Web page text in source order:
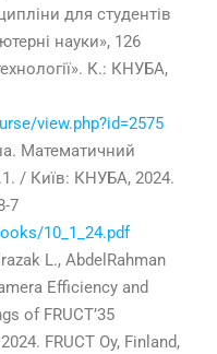
для студентів
науки», 126
К.: КНУБА,
view.php?id=2575
Математичний
/ Київ: КНУБА, 2024.
7
10_1_24.pdf
L., AbdelRahman
Efficiency and
of FRUCT’35
2024. FRUCT Oy, Finland,